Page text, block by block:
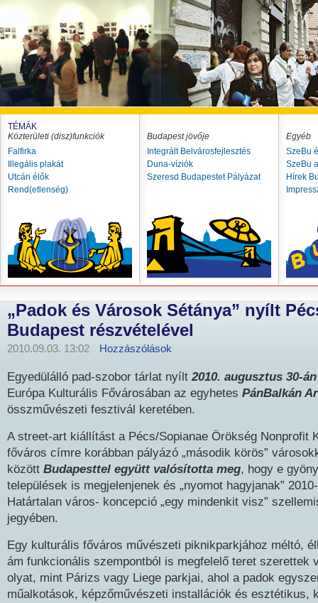
TÉMÁK
Közterületi (disz)funkciók
Falfirka
Illegális plakát
Utcán élők
Rend(etlenség)
Budapest jövője
Integrált Belvárosfejlesztés
Duna-víziók
Szeresd Budapestet Pályázat
Egyéb
SzeBu
SzeBu
Hírek
„Padok és Városok Sétánya” nyílt
Budapest részvételével
2010.09.03. 13:02 Hozzászólások
Egyedülálló pad-szobor tárlat nyílt2010. augusztus 30-
Európa Kulturális Fővárosában az egyhetes PánBalkán
összművészeti fesztivál keretében.
A street-art kiállítást a Pécs/Sopianae Örökség Nonprofit
főváros címre korábban pályázó „második körös”
között Budapesttel együtt valósította meg, hogy e
települések is megjelenjenek és „nyomot hagyjanak”
Határtalan város- koncepció „egy mindenkit visz”
jegyében.
Egy kulturális főváros művészeti piknikparkjához méltó,
ám funkcionális szempontból is megfelelő teret szerettek
olyat, mint Párizs vagy Liege parkjai, ahol a padok
műalkotások, képzőművészeti installációk és esztétikus,